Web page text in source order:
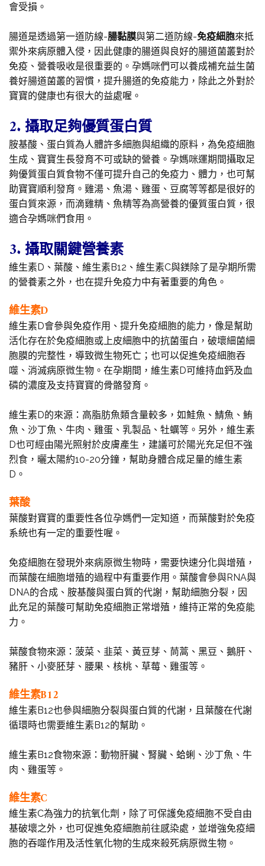
會受損。
腸道是透過第一道防線-腸黏膜與第二道防線-免疫細胞來抵
禦外來病原體入侵，因此健康的腸道與良好的腸道菌叢對於
免疫、營養吸收是很重要的。孕媽咪們可以養成補充益生菌
養好腸道菌叢的習慣，提升腸道的免疫能力，除此之外對於
寶寶的健康也有很大的益處喔。
2. 攝取足夠優質蛋白質
胺基酸、蛋白質為人體許多細胞與組織的原料，為免疫細胞
生成、寶寶生長發育不可或缺的營養。孕媽咪運期間攝取足
夠優質蛋白質食物不僅可提升自己的免疫力、體力，也可幫
助寶寶順利發育。雞湯、魚湯、雞蛋、豆腐等等都是很好的
蛋白質來源，而滴雞精、魚精等為高營養的優質蛋白質，很
適合孕媽咪們食用。
3. 攝取關鍵營養素
維生素D、葉酸、維生素B12、維生素C與鎂除了是孕期所需
的營養素之外，也在提升免疫力中有著重要的角色。
維生素D
維生素D會參與免疫作用、提升免疫細胞的能力，像是幫助
活化存在於免疫細胞或上皮細胞中的抗菌蛋白，破壞細菌細
胞膜的完整性，導致微生物死亡；也可以促進免疫細胞吞
噬、消滅病原微生物。在孕期間，維生素D可維持血鈣及血
磷的濃度及支持寶寶的骨骼發育。
維生素D的來源：高脂肪魚類含量較多，如鮭魚、鯖魚、鮪
魚、沙丁魚、牛肉、雞蛋、乳製品、牡蠣等。另外，維生素
D也可經由陽光照射於皮膚產生，建議可於陽光充足但不強
烈食，曬太陽約10-20分鐘，幫助身體合成足量的維生素
D。
葉酸
葉酸對寶寶的重要性各位孕媽們一定知道，而葉酸對於免疫
系統也有一定的重要性喔。
免疫細胞在發現外來病原微生物時，需要快速分化與增殖，
而葉酸在細胞增殖的過程中有重要作用。葉酸會參與RNA與
DNA的合成、胺基酸與蛋白質的代謝，幫助細胞分裂，因
此充足的葉酸可幫助免疫細胞正常增殖，維持正常的免疫能
力。
葉酸食物來源：菠菜、韭菜、黃豆芽、茼蒿、黑豆、鵝肝、
豬肝、小麥胚芽、腰果、核桃、草莓、雞蛋等。
維生素B12
維生素B12也參與細胞分裂與蛋白質的代謝，且葉酸在代謝
循環時也需要維生素B12的幫助。
維生素B12食物來源：動物肝臟、腎臟、蛤蜊、沙丁魚、牛
肉、雞蛋等。
維生素C
維生素C為強力的抗氧化劑，除了可保護免疫細胞不受自由
基破壞之外，也可促進免疫細胞前往感染處，並增強免疫細
胞的吞噬作用及活性氧化物的生成來殺死病原微生物。